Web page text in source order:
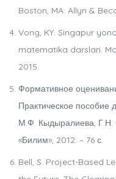
Boston, MA: Allyn &
Vong, KY. Singapur
matematika darslari.
2015.
Формативное
Практическое пособие
М.Ф. Кыдыралиева, Г.Н.
«Билим», 2012. – 76 с.
Bell, S. Project-Based